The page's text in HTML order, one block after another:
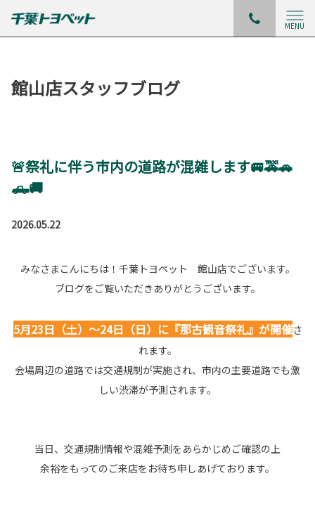
MENU
館山店スタッフブログ
🚨祭礼に伴う市内の道路が混雑します🚐🚕🚗
🛻🚚
2026.05.22
みなさまこんにちは！千葉トヨペット 館山店でございます。
ブログをご覧いただきありがとうございます。
5月23日（土）～24日（日）に『那古観音祭礼』が開催さ
れます。
会場周辺の道路では交通規制が実施され、市内の主要道路でも激
しい渋滞が予測されます。
当日、交通規制情報や混雑予測をあらかじめご確認の上
余裕をもってのご来店をお待ち申しあげております。